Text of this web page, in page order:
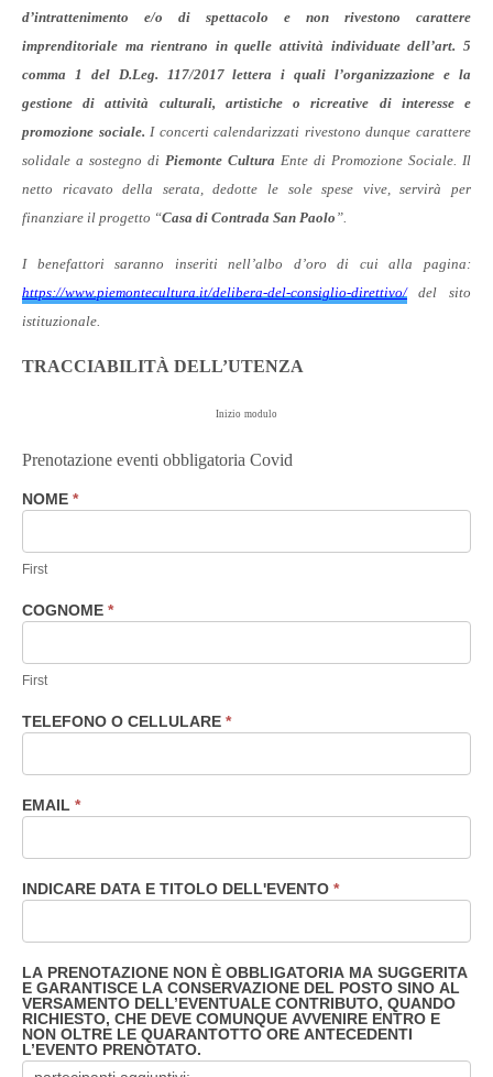
d’intrattenimento e/o di spettacolo e non rivestono carattere
imprenditoriale ma rientrano in quelle attività individuate dell’art. 5
comma 1 del D.Leg. 117/2017 lettera i quali l’organizzazione e la
gestione di attività culturali, artistiche o ricreative di interesse e
promozione sociale. I concerti calendarizzati rivestono dunque carattere
solidale a sostegno di Piemonte Cultura Ente di Promozione Sociale. Il
netto ricavato della serata, dedotte le sole spese vive, servirà per
finanziare il progetto “Casa di Contrada San Paolo ”.
I benefattori saranno inseriti nell’albo d’oro di cui alla pagina:
https://www.piemontecultura.it/delibera-del-consiglio-direttivo/del sito
istituzionale.
TRACCIABILITÀ DELL’UTENZA
Inizio modulo
Prenotazione eventi obbligatoria Covid
Prenotazione
consigliata
NOME *
First
COGNOME *
First
TELEFONO O CELLULARE *
EMAIL *
INDICARE DATA E TITOLO DELL'EVENTO *
LA PRENOTAZIONE NON È OBBLIGATORIA MA SUGGERITA
E GARANTISCE LA CONSERVAZIONE DEL POSTO SINO AL
VERSAMENTO DELL’EVENTUALE CONTRIBUTO, QUANDO
RICHIESTO, CHE DEVE COMUNQUE AVVENIRE ENTRO E
NON OLTRE LE QUARANTOTTO ORE ANTECEDENTI
L’EVENTO PRENOTATO.